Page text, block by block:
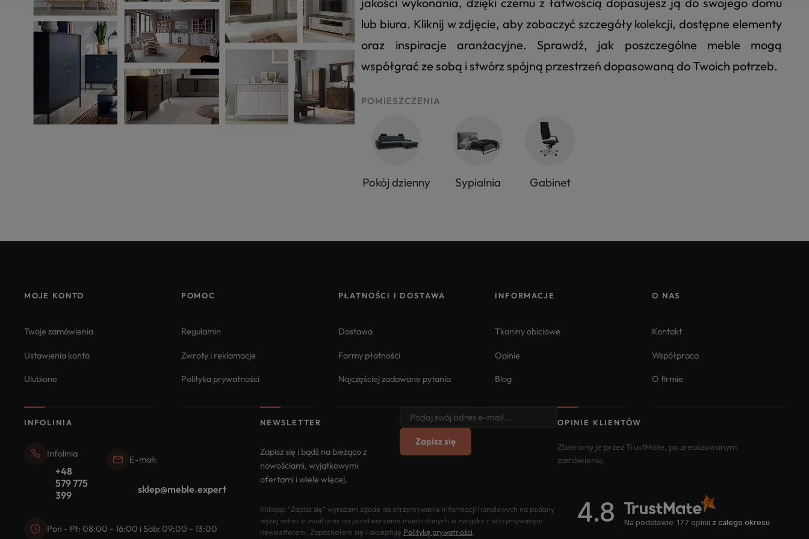
lub biura. Kliknij w zdjęcie, aby zobaczyć szczegóły kolekcji, dostępne elementy
oraz inspiracje aranżacyjne. Sprawdź, jak poszczególne meble mogą
współgrać ze sobą i stwórz spójną przestrzeń dopasowaną do Twoich potrzeb.
POMIESZCZENIA
Pokój dzienny Sypialnia Gabinet
MOJE KONTO
Twoje zamówienia
Ustawienia konta
Ulubione
POMOC
Regulamin
Zwroty i reklamacje
Polityka prywatności
PŁATNOŚCI I DOSTAWA
Dostawa
Formy płatności
Najczęściej zadawane pytania
INFORMACJE
Tkaniny obiciowe
Opinie
Blog
O NAS
Kontakt
Współpraca
O firmie
INFOLINIA
Infolinia
+48
579 775
399
Pon - Pt: 08:00 - 16:00 i Sob: 09:00 - 13:00
E-mail:
sklep@meble.expert
NEWSLETTER
Zapisz się i bądź na bieżąco z
nowościami, wyjątkowymi
ofertami i wiele więcej.
Zapisz się
Klikając "Zapisz się" wyrażam zgodę na otrzymywanie informacji handlowych na podany
wyżej adres e-mail oraz na przetwarzanie moich danych w związku z otrzymywanym
newsletterem. Zapoznałem się i akceptuję Politykę prywatności
OPINIE KLIENTÓW
Zbieramy je przez TrustMate, po zrealizowanym
zamówieniu.
4.8 Na podstawie 177 opinii z całego okresu